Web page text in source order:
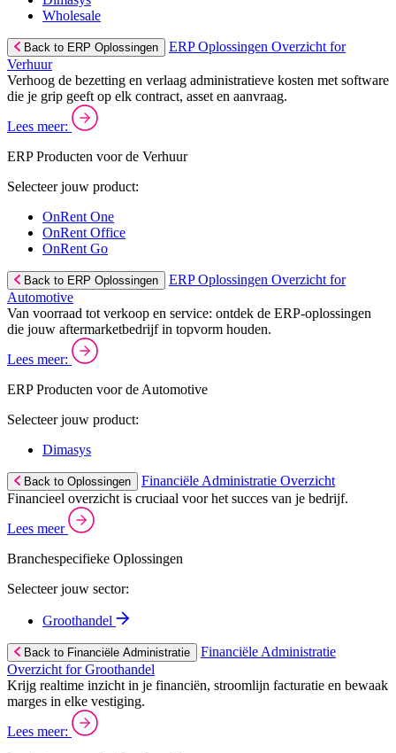
Wholesale
Back to ERP Oplossingen
ERP Oplossingen Overzicht for
Verhuur
Verhoog de bezetting en verlaag administratieve kosten met software
die je grip geeft op elk contract, asset en aanvraag.
Lees meer:
ERP Producten voor de Verhuur
Selecteer jouw product:
OnRent One
OnRent Office
OnRent Go
Back to ERP Oplossingen
ERP Oplossingen Overzicht for
Automotive
Van voorraad tot verkoop en service: ontdek de ERP-oplossingen
die jouw aftermarketbedrijf in topvorm houden.
Lees meer:
ERP Producten voor de Automotive
Selecteer jouw product:
Dimasys
Back to Oplossingen
Financiële Administratie Overzicht
Financieel overzicht is cruciaal voor het succes van je bedrijf.
Lees meer
Branchespecifieke Oplossingen
Selecteer jouw sector:
Groothandel
Back to Financiële Administratie
Financiële Administratie
Overzicht for Groothandel
Krijg realtime inzicht in je financiën, stroomlijn facturatie en bewaak
marges in elke vestiging.
Lees meer: